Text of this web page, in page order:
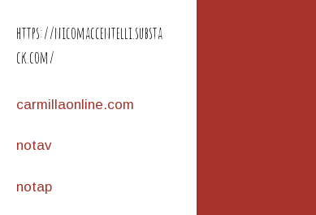
https://nicomaccentelli.substa
ck.com/
carmillaonline.com
notav
notap